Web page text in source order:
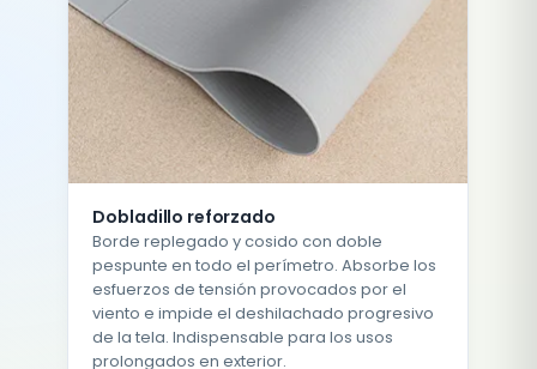
Dobladillo reforzado
Borde replegado y cosido con doble
pespunte en todo el perímetro. Absorbe los
esfuerzos de tensión provocados por el
viento e impide el deshilachado progresivo
de la tela. Indispensable para los usos
prolongados en exterior.